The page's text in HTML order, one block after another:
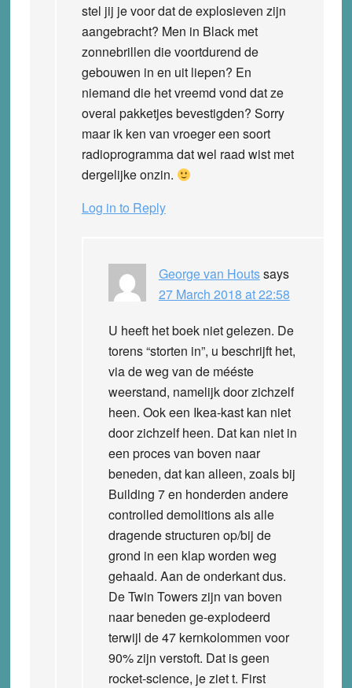
stel jij je voor dat de explosieven zijn
aangebracht? Men in Black met
zonnebrillen die voortdurend de
gebouwen in en uit liepen? En
niemand die het vreemd vond dat ze
overal pakketjes bevestigden? Sorry
maar ik ken van vroeger een soort
radioprogramma dat wel raad wist met
dergelijke onzin.
Log in to Reply
George van Houtssays
27 March 2018 at 22:58
U heeft het boek niet gelezen. De
torens “storten in”, u beschrijft het,
via de weg van de mééste
weerstand, namelijk door zichzelf
heen. Ook een Ikea-kast kan niet
door zichzelf heen. Dat kan niet in
een proces van boven naar
beneden, dat kan alleen, zoals bij
Building 7 en honderden andere
controlled demolitions als alle
dragende structuren op/bij de
grond in een klap worden weg
gehaald. Aan de onderkant dus.
De Twin Towers zijn van boven
naar beneden ge-explodeerd
terwijl de 47 kernkolommen voor
90% zijn verstoft. Dat is geen
rocket-science, je ziet t. First